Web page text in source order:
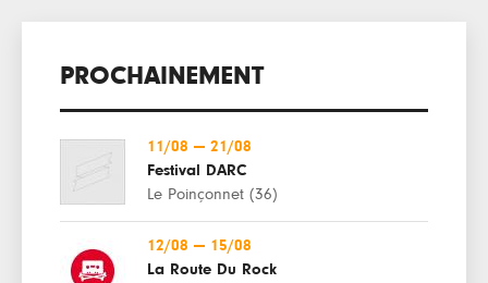
PROCHAINEMENT
11/08 — 21/08
Festival DARC
Le Poinçonnet (36)
12/08 — 15/08
La Route Du Rock